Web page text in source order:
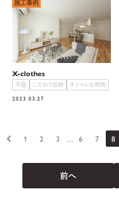
施工事例
X-clothes
平屋 こだわり収納
オシャレな照明
2023.03.27
1 2 3 ... 6 7 8
前へ